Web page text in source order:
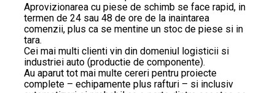
Aprovizionarea cu piese de schimb se face rapid, in
termen de 24 sau 48 de ore de la inaintarea
comenzii, plus ca se mentine un stoc de piese si in
tara.
Cei mai multi clienti vin din domeniul logisticii si
industriei auto (productie de componente).
Au aparut tot mai multe cereri pentru proiecte
complete – echipamente plus rafturi – si inclusiv